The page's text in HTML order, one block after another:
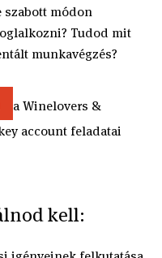
szabott módon
Tudod mit
munkavégzés?
a Winelovers &
account feladatai
kell: